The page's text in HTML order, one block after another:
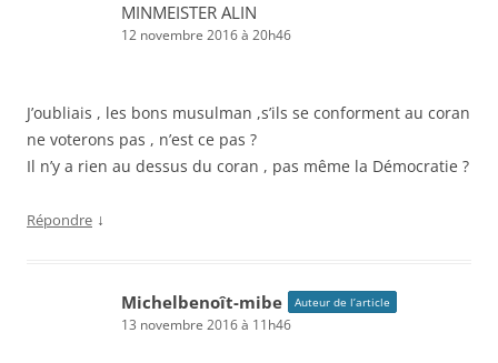
MINMEISTER ALIN
12 novembre 2016 à 20h46
J’oubliais , les bons musulman ,s’ils se conforment au coran
ne voterons pas , n’est ce pas ?
Il n’y a rien au dessus du coran , pas même la Démocratie ?
Répondre ↓
Michelbenoît-mibe Auteur de l’article
13 novembre 2016 à 11h46